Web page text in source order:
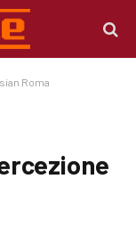
Roma